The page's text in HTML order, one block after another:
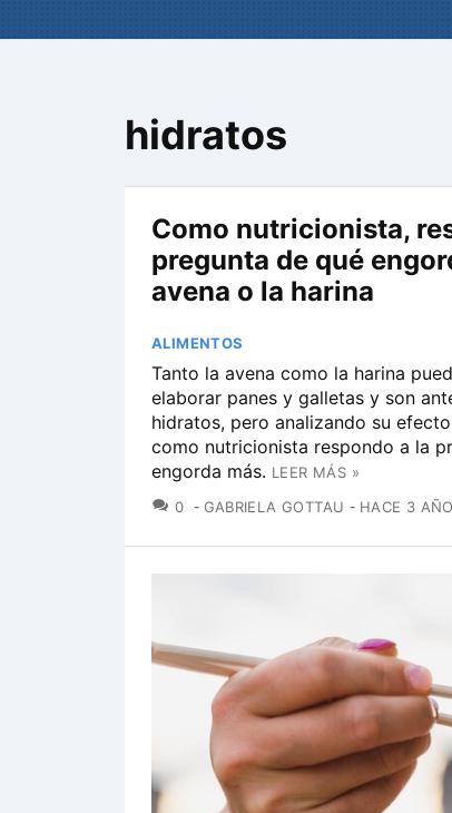
hidratos
Como nutricionista,
pregunta de qué
avena o la harina
ALIMENTOS
Tanto la avena como la harina
elaborar panes y galletas y son
hidratos, pero analizando su
como nutricionista respondo a la
engorda más. LEER MÁS »
0 COMENTARIOS
GABRIELA GOTTAU HACE 3